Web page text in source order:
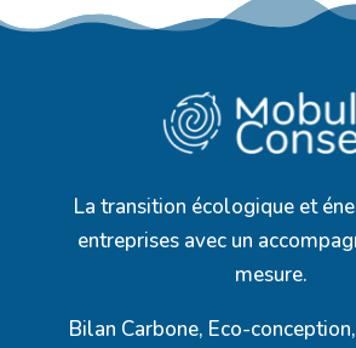
La transition écologique et
entreprises avec un
mesure.
Bilan Carbone, Eco-